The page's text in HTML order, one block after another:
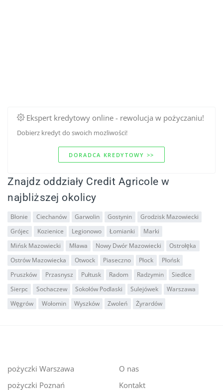
Ekspert kredytowy online - rewolucja w pożyczaniu!
Dobierz kredyt do swoich mozliwości!
DORADCA KREDYTOWY >>
Znajdz oddziały Credit Agricole w
najbliższej okolicy
Błonie Ciechanów Garwolin Gostynin
Grodzisk Mazowiecki
Grójec
Kozienice Legionowo Łomianki
Marki
Mińsk Mazowiecki
Mława Nowy Dwór Mazowiecki
Ostrołęka
Ostrów Mazowiecka
Otwock Piaseczno Płock
Płońsk
Pruszków
Przasnysz Pułtusk Radom Radzymin
Siedlce
Sierpc
Sochaczew Sokołów Podlaski Sulejówek
Warszawa
Węgrów
Wołomin Wyszków Zwoleń Żyrardów
pożyczki Warszawa
pożyczki Poznań
O nas
Kontakt